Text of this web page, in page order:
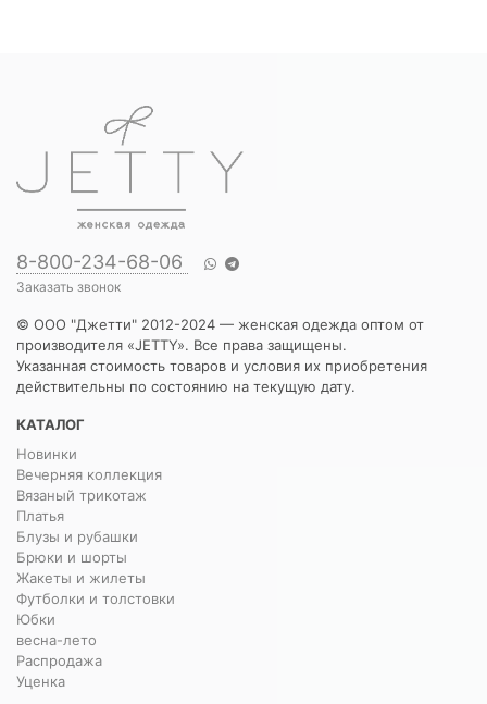
8-800-234-68-06
Заказать звонок
© ООО "Джетти" 2012-2024 — женская одежда оптом от
производителя «JETTY». Все права защищены.
Указанная стоимость товаров и условия их приобретения
действительны по состоянию на текущую дату.
КАТАЛОГ
Новинки
Вечерняя коллекция
Вязаный трикотаж
Платья
Блузы и рубашки
Брюки и шорты
Жакеты и жилеты
Футболки и толстовки
Юбки
весна-лето
Распродажа
Уценка